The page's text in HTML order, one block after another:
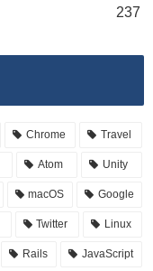
237
Chrome Travel
Atom Unity
macOS Google
Twitter Linux
Rails JavaScript